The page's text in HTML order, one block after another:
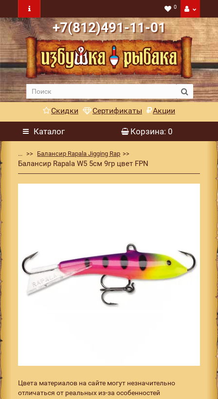
0
+7(812)491-11-01
Скидки Сертификаты Акции
Каталог Корзина: 0
... Балансир Rapala Jigging Rap
Балансир Rapala W5 5см 9гр цвет FPN
Цвета материалов на сайте могут незначительно
отличаться от реальных из-за особенностей